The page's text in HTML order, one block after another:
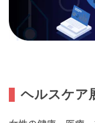
ヘルスケア